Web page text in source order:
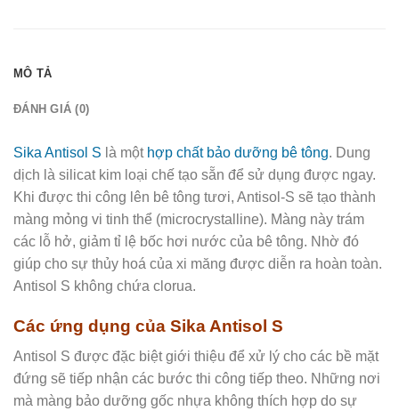
MÔ TẢ
ĐÁNH GIÁ (0)
Sika Antisol S là một hợp chất bảo dưỡng bê tông. Dung
dịch là silicat kim loại chế tạo sẵn để sử dụng được ngay.
Khi được thi công lên bê tông tươi, Antisol-S sẽ tạo thành
màng mỏng vi tinh thể (microcrystalline). Màng này trám
các lỗ hở, giảm tỉ lệ bốc hơi nước của bê tông. Nhờ đó
giúp cho sự thủy hoá của xi măng được diễn ra hoàn toàn.
Antisol S không chứa clorua.
Các ứng dụng của Sika Antisol S
Antisol S được đặc biệt giới thiệu để xử lý cho các bề mặt
đứng sẽ tiếp nhận các bước thi công tiếp theo. Những nơi
mà màng bảo dưỡng gốc nhựa không thích hợp do sự